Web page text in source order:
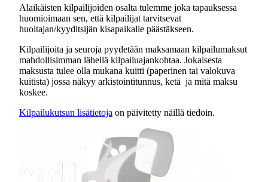
Alaikäisten kilpailijoiden osalta tulemme joka tapauksessa
huomioimaan sen, että kilpailijat tarvitsevat
huoltajan/kyyditsijän kisapaikalle päästäkseen.
Kilpailijoita ja seuroja pyydetään maksamaan kilpailumaksut
mahdollisimman lähellä kilpailuajankohtaa. Jokaisesta
maksusta tulee olla mukana kuitti (paperinen tai valokuva
kuitista) jossa näkyy arkistointitunnus, ketä ja mitä maksu
koskee.
Kilpailukutsun lisätietoja on päivitetty näillä tiedoin.